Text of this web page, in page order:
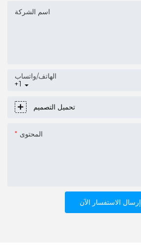
اسم الشركة
+1
الهاتف/واتساب
تحميل التصميم
المحتوى
إرسال الاستفسار الآن